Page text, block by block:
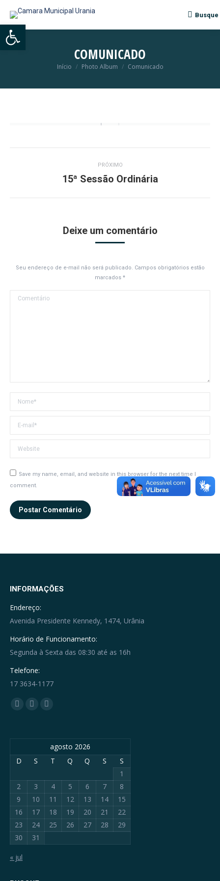
Abrir a barra de ferramentas
Search:
Busque
COMUNICADO
Você está aqui:
Início Photo Album Comunicado
Álbum
PRÓXIMO
Próximo
15ª Sessão Ordinária
Deixe um comentário
Seu endereço de e-mail não será publicado. Campos obrigatórios estão
marcados *
Comentário
Nome *
E-mail *
Website
Save my name, email, and website in this browser for the next time I
comment.
Postar Comentário
INFORMAÇÕES
Endereço:
Avenida Presidente Kennedy, 1474, Urânia
Horário de Funcionamento:
Segunda à Sexta das 08:30 até as 16h
Telefone:
17 3634-1177
Encontre-nos em:
Facebook
new
YouTube
new
Whatsapp
in
new
agosto 2026
D
S T Q Q S
S
1
2
3 4 5 6 7
8
9
10 11 12 13 14
15
16
17 18 19 20 21
22
23
24 25 26 27 28
29
30
31
« jul